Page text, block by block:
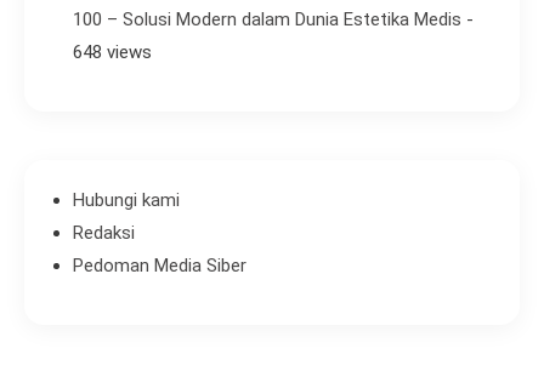
100 – Solusi Modern dalam Dunia Estetika Medis -
648 views
Hubungi kami
Redaksi
Pedoman Media Siber